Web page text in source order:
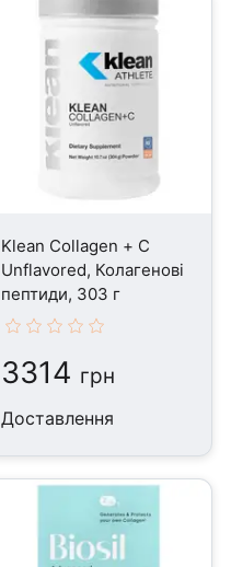
Klean Collagen + C
Unflavored, Колагенові
пептиди, 303 г
3314 грн
Доставлення